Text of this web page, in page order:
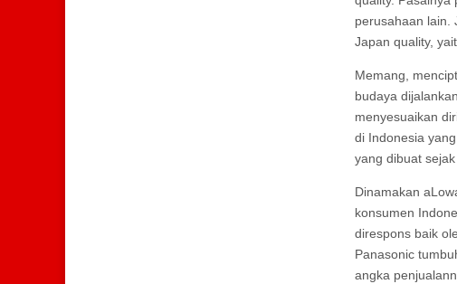
perusahaan lain.
Japan quality,
Memang,
budaya
menyesuaikan
di Indonesia
yang dibuat
Dinamakan
konsumen
direspons baik
Panasonic
angka